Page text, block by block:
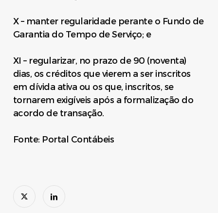
X – manter regularidade perante o Fundo de
Garantia do Tempo de Serviço; e
XI – regularizar, no prazo de 90 (noventa)
dias, os créditos que vierem a ser inscritos
em dívida ativa ou os que, inscritos, se
tornarem exigíveis após a formalização do
acordo de transação.
Fonte: Portal Contábeis